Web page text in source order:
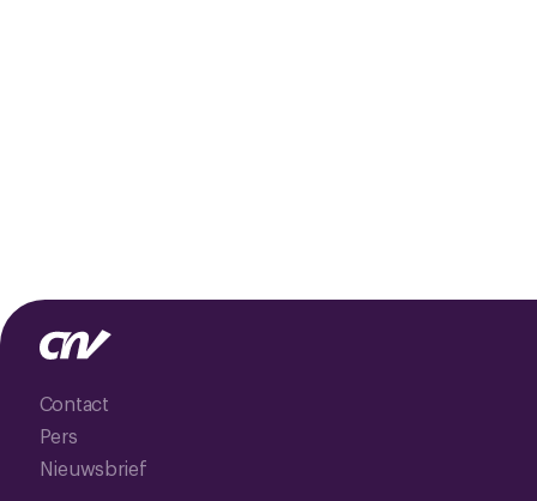
Contact
Pers
Nieuwsbrief